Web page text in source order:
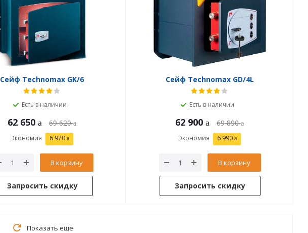
Сейф Technomax GK/6
Есть в наличии
62 650 69 620
Экономия 6 970
В корзину
Запросить скидку
Сейф Technomax GD/4L
Есть в наличии
62 900 69 890
Экономия 6 990
В корзину
Запросить скидку
Показать еще